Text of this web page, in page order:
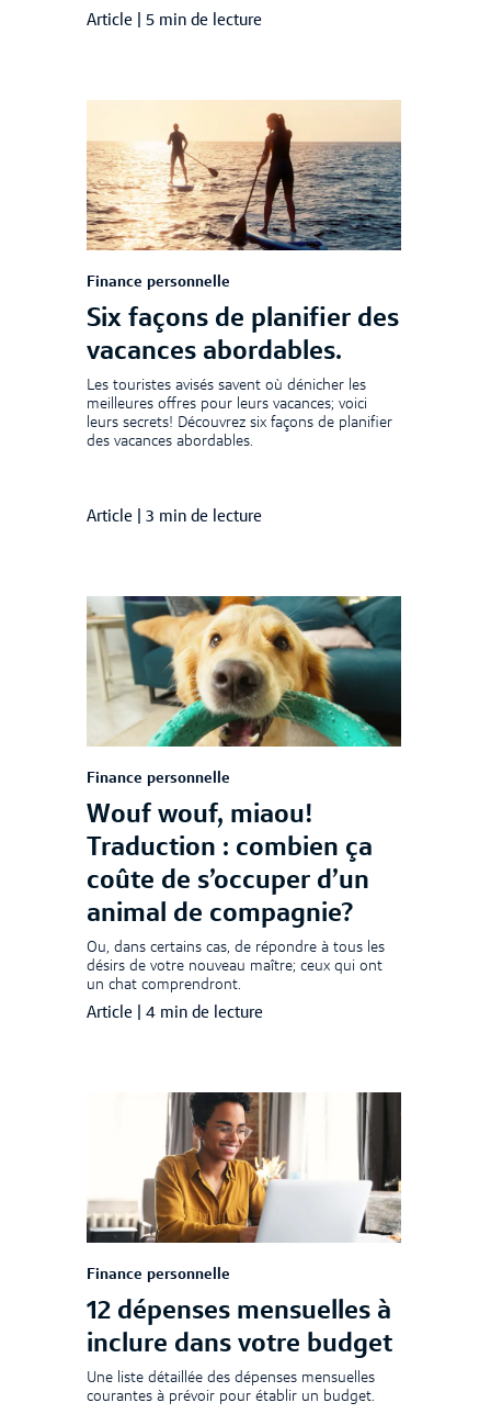
Article 5 min de lecture
Finance personnelle
Six façons de planifier des
vacances abordables.
Les touristes avisés savent où dénicher les
meilleures offres pour leurs vacances; voici
leurs secrets! Découvrez six façons de planifier
des vacances abordables.
Article 3 min de lecture
Finance personnelle
Wouf wouf, miaou!
Traduction : combien ça
coûte de s’occuper d’un
animal de compagnie?
Ou, dans certains cas, de répondre à tous les
désirs de votre nouveau maître; ceux qui ont
un chat comprendront.
Article 4 min de lecture
Finance personnelle
12 dépenses mensuelles à
inclure dans votre budget
Une liste détaillée des dépenses mensuelles
courantes à prévoir pour établir un budget.